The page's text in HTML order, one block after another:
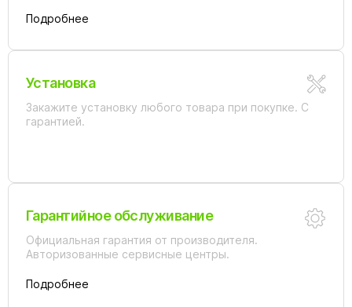
Подробнее
Установка
Закажите установку любого товара при покупке. С
гарантией.
Гарантийное обслуживание
Официальная гарантия от производителя.
Авторизованные сервисные центры.
Подробнее